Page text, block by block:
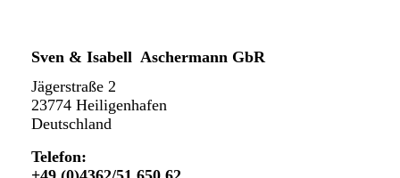
Sven & Isabell Aschermann GbR
Jägerstraße 2
23774 Heiligenhafen
Deutschland
Telefon: